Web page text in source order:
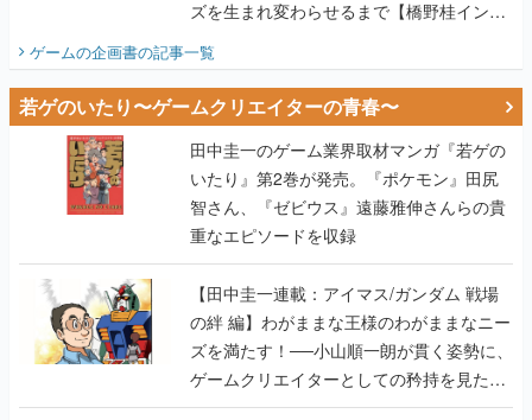
ズを生まれ変わらせるまで【橋野桂インタ
ゲームの企画書の記事一覧
若ゲのいたり〜ゲームクリエイターの青春〜
田中圭一のゲーム業界取材マンガ『若ゲの
いたり』第2巻が発売。『ポケモン』田尻
智さん、『ゼビウス』遠藤雅伸さんらの貴
重なエピソードを収録
【田中圭一連載：アイマス/ガンダム 戦場
の絆 編】わがままな王様のわがままなニー
ズを満たす！──小山順一朗が貫く姿勢に、
ゲームクリエイターとしての矜持を見た
【若ゲのいたり最終回】